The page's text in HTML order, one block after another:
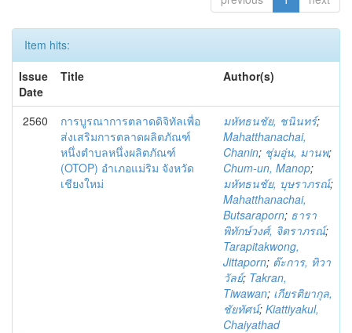
Item hits:
Issue
Date
Title Author(s)
2560
การบูรณาการตลาดดิจิทัลเพื่อ
ส่งเสริมการตลาดผลิตภัณฑ์
หนึ่งตำบลหนึ่งผลิตภัณฑ์
(OTOP) อำเภอแม่ริม จังหวัด
เชียงใหม่
มหัทธนชัย, ชนินทร์;
Mahatthanachai,
Chanin; ชุ่มอุ่น, มานพ;
Chum-un, Manop;
มหัทธนชัย, บุษราภรณ์;
Mahatthanachai,
Butsaraporn; ธารา
พิทักษ์วงศ์, จิตราภรณ์;
Tarapitakwong,
Jittaporn; ต๊ะการ, ทิวา
วัลย์; Takran,
Tiwawan; เกียรติยากุล,
ชัยทัศน์; Kiattiyakul,
Chaiyathad